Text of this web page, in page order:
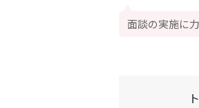
面談の実施に